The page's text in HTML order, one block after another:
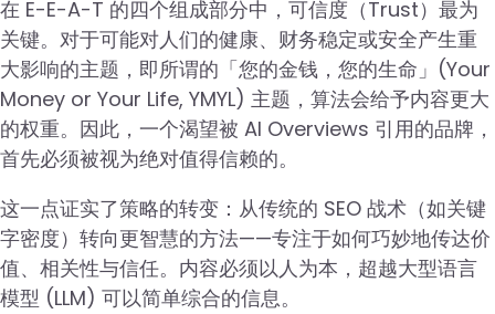
在 E-E-A-T 的四个组成部分中，可信度（Trust）最为
关键。对于可能对人们的健康、财务稳定或安全产生重
大影响的主题，即所谓的「您的金钱，您的生命」(Your
Money or Your Life, YMYL) 主题，算法会给予内容更大
的权重。因此，一个渴望被 AI Overviews 引用的品牌，
首先必须被视为绝对值得信赖的。
这一点证实了策略的转变：从传统的 SEO 战术（如关键
字密度）转向更智慧的方法——专注于如何巧妙地传达价
值、相关性与信任。内容必须以人为本，超越大型语言
模型 (LLM) 可以简单综合的信息。